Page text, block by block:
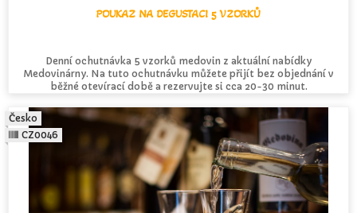
POUKAZ NA DEGUSTACI 5 VZORKŮ
Denní ochutnávka 5 vzorků medovin z aktuální nabídky
Medovinárny. Na tuto ochutnávku můžete přijít bez objednání v
běžné otevírací době a rezervujte si cca 20-30 minut.
Česko
CZ0046